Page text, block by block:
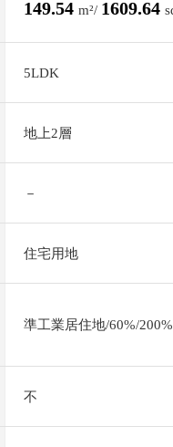
149.54 m²/ 1609.64
5LDK
地上2層
－
住宅用地
準工業居住地/60%/200%
不